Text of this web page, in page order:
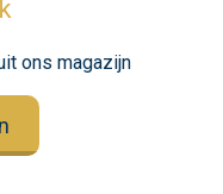
ons magazijn